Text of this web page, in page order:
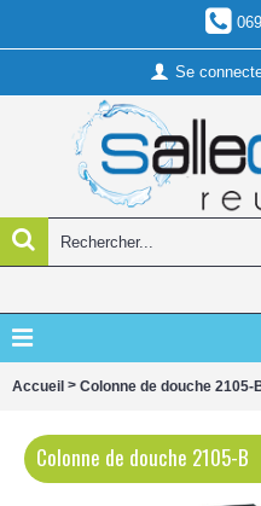
Se
Accueil > Colonne de douche 2105-
Colonne de douche 2105-B